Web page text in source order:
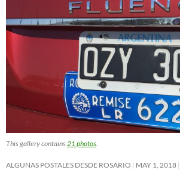
This gallery contains 21 photos
ALGUNAS POSTALES DESDE ROSARIO MAY 1, 2018